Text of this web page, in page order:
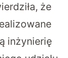
że
inżynierię